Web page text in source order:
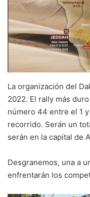
La organización del
2022. El rally más
número 44 entre el 1
recorrido. Serán un
serán en la capital de
Desgranemos, una a
enfrentarán los